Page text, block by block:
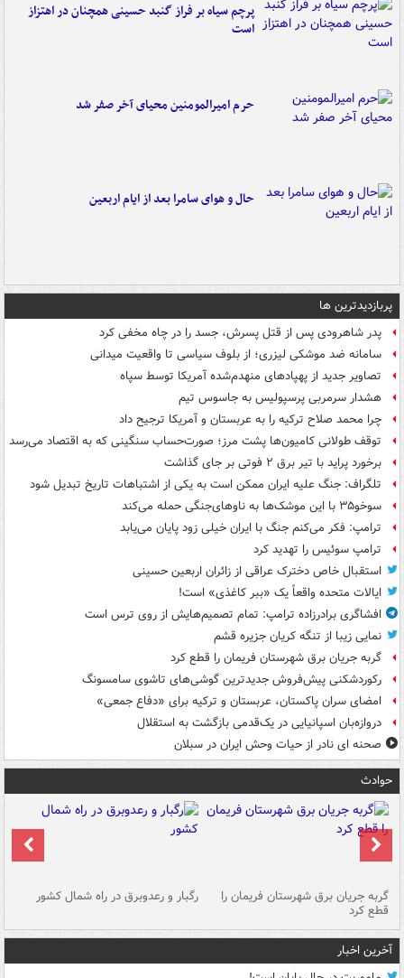
پرچم سیاه بر فراز گنبد حسینی همچنان در اهتزاز
است
حرم امیرالمومنین محیای آخر صفر شد
حال و هوای سامرا بعد از ایام اربعین
پربازدیدترین ها
پدر شاهرودی پس از قتل پسرش، جسد را در چاه مخفی کرد
سامانه ضد موشکی لیزری؛ از بلوف سیاسی تا واقعیت میدانی
تصاویر جدید از پهپادهای منهدم‌شده آمریکا توسط سپاه
هشدار سرمربی پرسپولیس به جاسوس تیم
چرا محمد صلاح ترکیه را به عربستان و آمریکا ترجیح داد
توقف طولانی کامیون‌ها پشت مرز؛ صورت‌حساب سنگینی که به اقتصاد می‌رسد
برخورد پراید با تیر برق ۲ فوتی بر جای گذاشت
تلگراف: جنگ علیه ایران ممکن است به یکی از اشتباهات تاریخ تبدیل شود
سوخو۳۵ با این موشک‌ها به ناوهای‌جنگی حمله می‌کند
ترامپ: فکر می‌کنم جنگ با ایران خیلی زود پایان می‌یابد
ترامپ سوئیس را تهدید کرد
استقبال خاص دخترک عراقی از زائران اربعین حسینی
ایالات متحده واقعاً یک «ببر کاغذی» است!
افشاگری برادرزاده ترامپ: تمام تصمیم‌هایش از روی ترس است
نمایی زیبا از تنگه کریان جزیره قشم
گربه جریان برق شهرستان فریمان را قطع کرد
رکوردشکنی پیش‌فروش جدیدترین گوشی‌های تاشوی سامسونگ
امضای سران پاکستان، عربستان و ترکیه برای «دفاع جمعی»
دروازه‌بان اسپانیایی در یک‌قدمی بازگشت به استقلال
صحنه ای نادر از حیات وحش ایران در سبلان
حوادث
گربه جریان برق شهرستان فریمان را
قطع کرد
رگبار و رعدوبرق در راه شمال کشور
آخرین اخبار